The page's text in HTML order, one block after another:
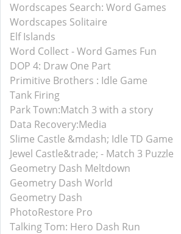
Wordscapes Search: Word Games
Wordscapes Solitaire
Elf Islands
Word Collect - Word Games Fun
DOP 4: Draw One Part
Primitive Brothers : Idle Game
Tank Firing
Park Town:Match 3 with a story
Data Recovery:Media
Slime Castle &mdash; Idle TD Game
Jewel Castle&trade; - Match 3 Puzzle
Geometry Dash Meltdown
Geometry Dash World
Geometry Dash
PhotoRestore Pro
Talking Tom: Hero Dash Run